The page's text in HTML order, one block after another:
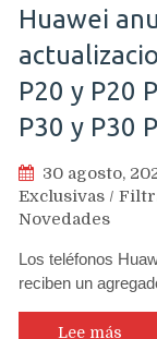
Huawei
P20 y P20
P30 y P30
30 agosto,
Exclusivas /
Novedades
Los teléfonos
reciben un
Lee más